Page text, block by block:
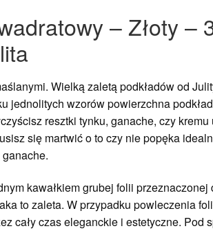
– Złoty –
Wielką zaletą podkładów od
jednolitych wzorów powierzchna
resztki tynku, ganache, czy
się martwić o to czy nie popęka
kawałkiem grubej folii
to zaleta. W przypadku powleczenia
cały czas eleganckie i estetyczne. Pod